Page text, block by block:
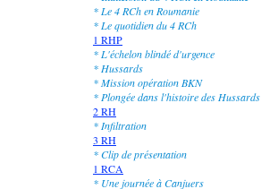
* Le 4 RCh en Roumanie
* Le quotidien du 4 RCh
1 RHP
* L'échelon blindé d'urgence
* Hussards
* Mission opération BKN
* Plongée dans l'histoire des Hussards
2 RH
* Infiltration
3 RH
* Clip de présentation
1 RCA
* Une journée à Canjuers